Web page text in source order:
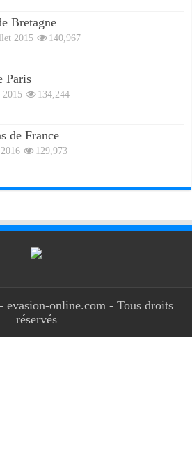
Bretagne
2015 140,967
Paris
2015 134,244
de France
129,973
online.com - Tous droits
réservés